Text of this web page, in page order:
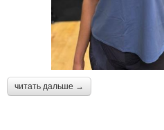
читать дальше →